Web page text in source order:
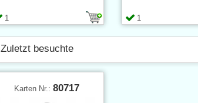
1 1
Zuletzt besuchte
Karten Nr.: 80717